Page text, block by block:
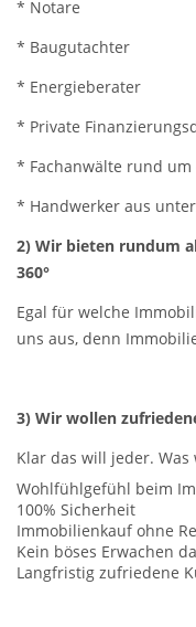
* Notare
* Baugutachter
* Energieberater
* Private
* Fachanwälte rund
* Handwerker aus
2) Wir bieten rundum
360°
Egal für welche
uns aus, denn
3) Wir wollen
Klar das will jeder.
Wohlfühlgefühl beim
100% Sicherheit
Immobilienkauf ohne
Kein böses Erwachen
Langfristig zufriedene